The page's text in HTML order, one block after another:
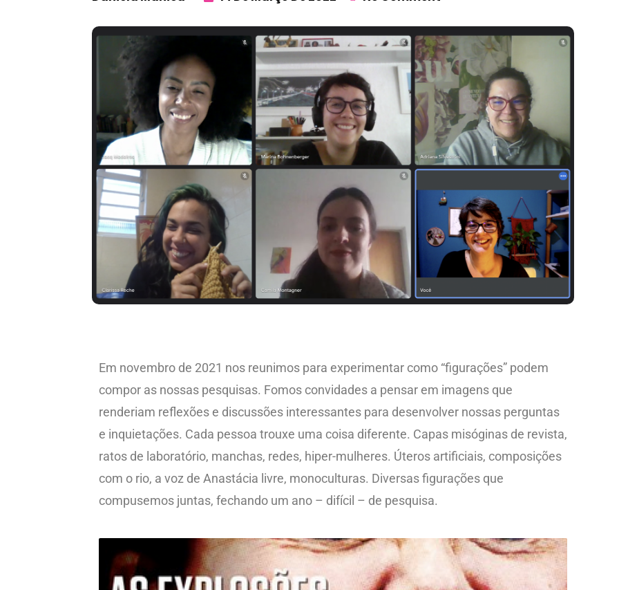
Em novembro de 2021 nos reunimos para experimentar como “figurações” podem
compor as nossas pesquisas. Fomos convidades a pensar em imagens que
renderiam reflexões e discussões interessantes para desenvolver nossas perguntas
e inquietações. Cada pessoa trouxe uma coisa diferente. Capas misóginas de revista,
ratos de laboratório, manchas, redes, hiper-mulheres. Úteros artificiais, composições
com o rio, a voz de Anastácia livre, monoculturas. Diversas figurações que
compusemos juntas, fechando um ano – difícil – de pesquisa.